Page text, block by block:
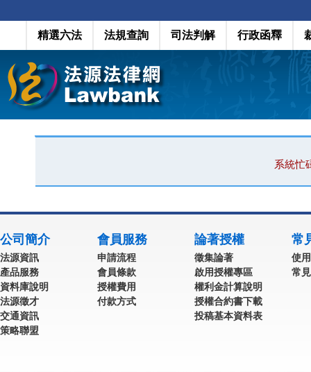
精選六法 法規查詢 司法判解 行政函釋
系統忙
公司簡介
法源資訊
產品服務
資料庫說明
法源徵才
交通資訊
策略聯盟
會員服務
申請流程
會員條款
授權費用
付款方式
論著授權
徵集論著
啟用授權專區
權利金計算說明
授權合約書下載
投稿基本資料表
常
使
常